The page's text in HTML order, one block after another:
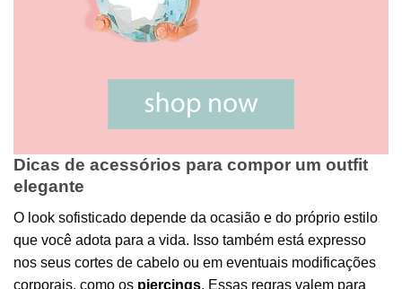
Dicas de acessórios para compor um outfit
elegante
O look sofisticado depende da ocasião e do próprio estilo
que você adota para a vida. Isso também está expresso
nos seus cortes de cabelo ou em eventuais modificações
corporais, como os piercings. Essas regras valem para